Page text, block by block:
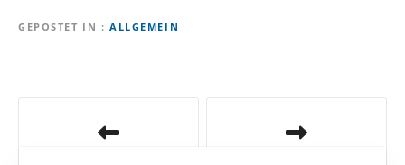
GEPOSTET IN ALLGEMEIN